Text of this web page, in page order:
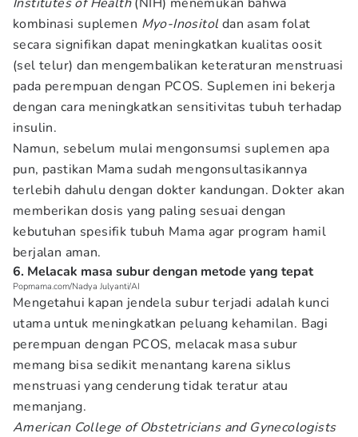
kombinasi suplemen Myo-Inositoldan asam folat
secara signifikan dapat meningkatkan kualitas oosit
(sel telur) dan mengembalikan keteraturan menstruasi
pada perempuan dengan PCOS. Suplemen ini bekerja
dengan cara meningkatkan sensitivitas tubuh terhadap
insulin.
Namun, sebelum mulai mengonsumsi suplemen apa
pun, pastikan Mama sudah mengonsultasikannya
terlebih dahulu dengan dokter kandungan. Dokter akan
memberikan dosis yang paling sesuai dengan
kebutuhan spesifik tubuh Mama agar program hamil
berjalan aman.
6. Melacak masa subur dengan metode yang tepat
Popmama.com/Nadya Julyanti/AI
Mengetahui kapan jendela subur terjadi adalah kunci
utama untuk meningkatkan peluang kehamilan. Bagi
perempuan dengan PCOS, melacak masa subur
memang bisa sedikit menantang karena siklus
menstruasi yang cenderung tidak teratur atau
memanjang.
American College of Obstetricians and Gynecologists